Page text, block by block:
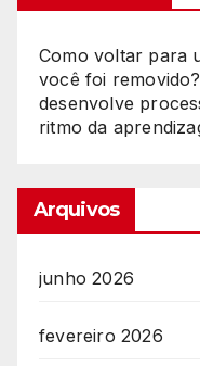
Como voltar para
você foi
desenvolve
ritmo da
Arquivos
junho 2026
fevereiro 2026